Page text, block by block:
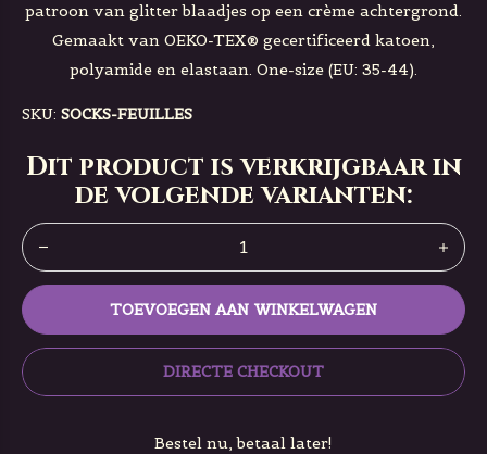
patroon van glitter blaadjes op een crème achtergrond.
Gemaakt van OEKO-TEX®️ gecertificeerd katoen,
polyamide en elastaan. One-size (EU: 35-44).
SKU: SOCKS-FEUILLES
Dit product is verkrijgbaar in
de volgende varianten:
TOEVOEGEN AAN WINKELWAGEN
DIRECTE CHECKOUT
Bestel nu, betaal later!